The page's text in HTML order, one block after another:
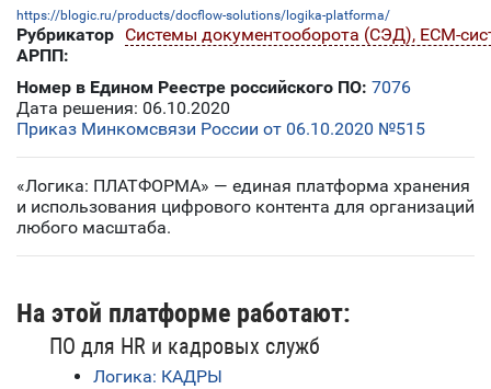
https://blogic.ru/products/docflow-solutions/logika-platforma/
Рубрикатор
АРПП:
Системы документооборота (СЭД), ECM-
Номер в Едином Реестре российского ПО: 7076
Дата решения: 06.10.2020
Приказ Минкомсвязи России от 06.10.2020 №515
«Логика: ПЛАТФОРМА» — единая платформа хранения
и использования цифрового контента для организаций
любого масштаба.
На этой платформе работают:
ПО для HR и кадровых служб
Логика: КАДРЫ